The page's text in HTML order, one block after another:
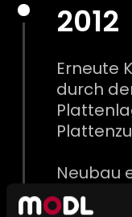
2012
Erneute
durch
Neubau
LKW-